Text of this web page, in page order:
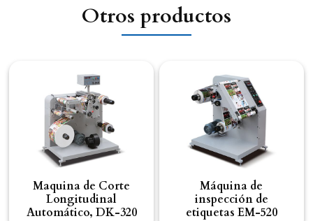
Otros productos
Maquina de Corte
Longitudinal
Automático, DK-320
Máquina de
inspección de
etiquetas EM-520